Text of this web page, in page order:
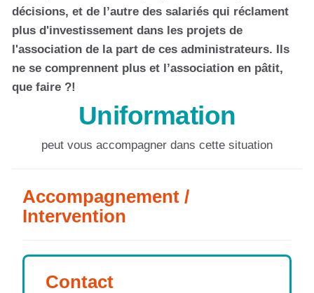
décisions, et de l’autre des salariés qui réclament
plus d'investissement dans les projets de
l'association de la part de ces administrateurs. Ils
ne se comprennent plus et l’association en pâtit,
que faire ?!
Uniformation
peut vous accompagner dans cette situation
Accompagnement /
Intervention
Contact